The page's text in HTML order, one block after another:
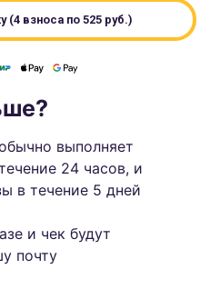
(4 взноса по 525руб.)
выполняет
24 часов, и
в течение 5 дней
и чек будут
почту